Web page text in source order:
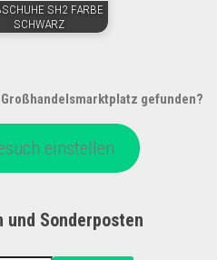
SH2 FARBE
SCHWARZ
gefunden?
einstellen
und Sonderposten